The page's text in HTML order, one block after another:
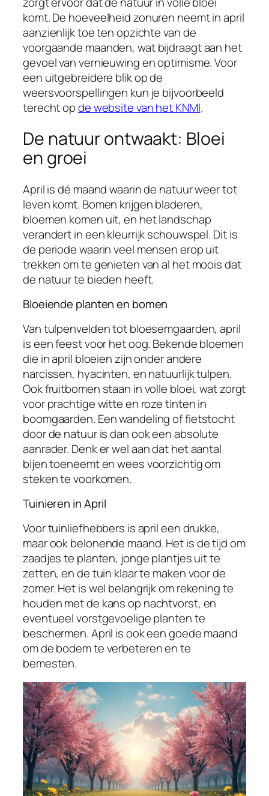
komt. De hoeveelheid zonuren neemt in april
aanzienlijk toe ten opzichte van de
voorgaande maanden, wat bijdraagt aan het
gevoel van vernieuwing en optimisme. Voor
een uitgebreidere blik op de
weersvoorspellingen kun je bijvoorbeeld
terecht opde website van het KNMI.
De natuur ontwaakt: Bloei
en groei
April is dé maand waarin de natuur weer tot
leven komt. Bomen krijgen bladeren,
bloemen komen uit, en het landschap
verandert in een kleurrijk schouwspel. Dit is
de periode waarin veel mensen erop uit
trekken om te genieten van al het moois dat
de natuur te bieden heeft.
Bloeiende planten en bomen
Van tulpenvelden tot bloesemgaarden, april
is een feest voor het oog. Bekende bloemen
die in april bloeien zijn onder andere
narcissen, hyacinten, en natuurlijk tulpen.
Ook fruitbomen staan in volle bloei, wat zorgt
voor prachtige witte en roze tinten in
boomgaarden. Een wandeling of fietstocht
door de natuur is dan ook een absolute
aanrader. Denk er wel aan dat het aantal
bijen toeneemt en wees voorzichtig om
steken te voorkomen.
Tuinieren in April
Voor tuinliefhebbers is april een drukke,
maar ook belonende maand. Het is de tijd om
zaadjes te planten, jonge plantjes uit te
zetten, en de tuin klaar te maken voor de
zomer. Het is wel belangrijk om rekening te
houden met de kans op nachtvorst, en
eventueel vorstgevoelige planten te
beschermen. April is ook een goede maand
om de bodem te verbeteren en te
bemesten.